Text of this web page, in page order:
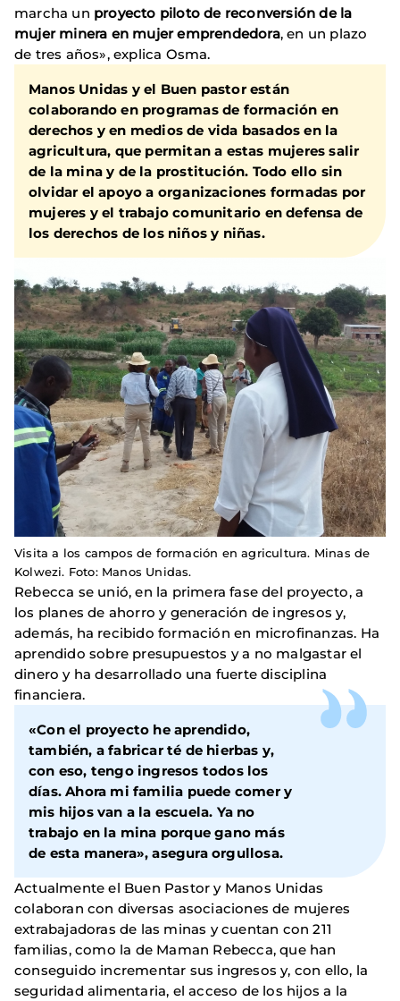
marcha un proyecto piloto de reconversión de la
mujer minera en mujer emprendedora, en un plazo
de tres años», explica Osma.
Manos Unidas y el Buen pastor están
colaborando en programas de formación en
derechos y en medios de vida basados en la
agricultura, que permitan a estas mujeres salir
de la mina y de la prostitución. Todo ello sin
olvidar el apoyo a organizaciones formadas por
mujeres y el trabajo comunitario en defensa de
los derechos de los niños y niñas.
Visita a los campos de formación en agricultura. Minas de
Kolwezi. Foto: Manos Unidas.
Rebecca se unió, en la primera fase del proyecto, a
los planes de ahorro y generación de ingresos y,
además, ha recibido formación en microfinanzas. Ha
aprendido sobre presupuestos y a no malgastar el
dinero y ha desarrollado una fuerte disciplina
financiera.
«Con el proyecto he aprendido,
también, a fabricar té de hierbas y,
con eso, tengo ingresos todos los
días. Ahora mi familia puede comer y
mis hijos van a la escuela. Ya no
trabajo en la mina porque gano más
de esta manera», asegura orgullosa.
Actualmente el Buen Pastor y Manos Unidas
colaboran con diversas asociaciones de mujeres
extrabajadoras de las minas y cuentan con 211
familias, como la de Maman Rebecca, que han
conseguido incrementar sus ingresos y, con ello, la
seguridad alimentaria, el acceso de los hijos a la